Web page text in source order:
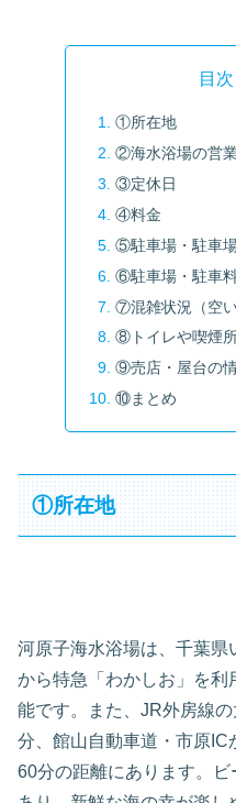
目次
①所在地
②海水浴場の営
③定休日
④料金
⑤駐車場・駐車
⑥駐車場・駐車
⑦混雑状況（空い
⑧トイレや喫煙
⑨売店・屋台の情
⑩まとめ
①所在地
河原子海水浴場は、千葉県
から特急「わかしお」を
能です。また、JR外房線
分、館山自動車道・市原IC
60分の距離にあります。